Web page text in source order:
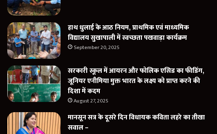
हाथ धुलाई के आठ नियम, प्राथमिक एवं माध्यमिक
विद्यालय सुखापाली में स्वच्छता पखवाड़ा कार्यक्रम
September 20, 2025
सरकारी स्कूल में आयरन और फोलिक एसिड का फीडिंग,
जूनियर एनीमिया मुक्त भारत के लक्ष्य को प्राप्त करने की
दिशा में कदम
August 27, 2025
मानसून सत्र के दूसरे दिन विधायक कविता लहरे का तीखा
सवाल –